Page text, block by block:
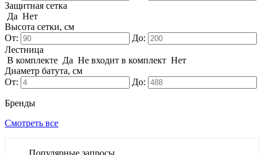
Защитная сетка
Да Нет
Высота сетки, см
От:
До:
Лестница
В комплекте Да Не входит в комплект Нет
Диаметр батута, см
От:
До:
Бренды
Смотреть все
Популярные запросы